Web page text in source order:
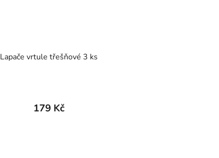
Lapače vrtule třešňové 3 ks
179 Kč